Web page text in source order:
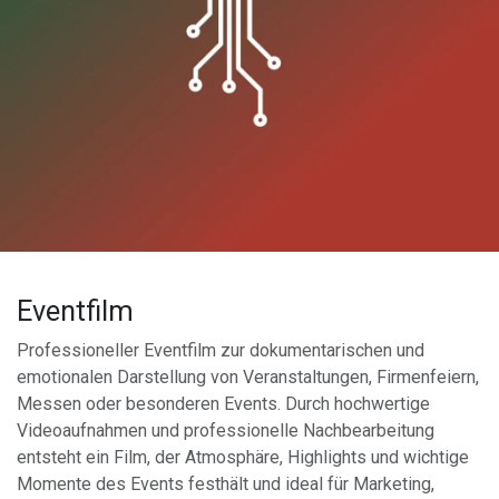
Eventfilm
Professioneller Eventfilm zur dokumentarischen und
emotionalen Darstellung von Veranstaltungen, Firmenfeiern,
Messen oder besonderen Events. Durch hochwertige
Videoaufnahmen und professionelle Nachbearbeitung
entsteht ein Film, der Atmosphäre, Highlights und wichtige
Momente des Events festhält und ideal für Marketing,